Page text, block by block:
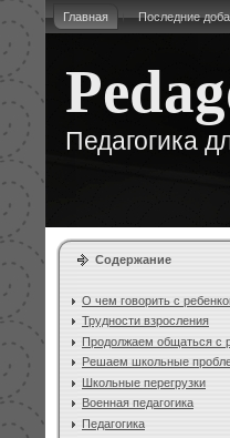
Главная Последние
Педагогика
Содержание
О чем говорить с
Трудности взросления
Продолжаем общаться с
Решаем школьные
Школьные перегрузки
Военная педагогика
Педагогика